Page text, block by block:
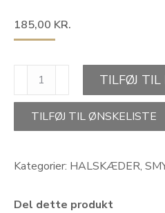
185,00 KR.
SIMPLICITY,
WAVES
OF
LOVE-
halskæde
TILFØJ TIL
TILFØJ TIL ØNSKELISTE
Kategorier: HALSKÆDER,
Del dette produkt